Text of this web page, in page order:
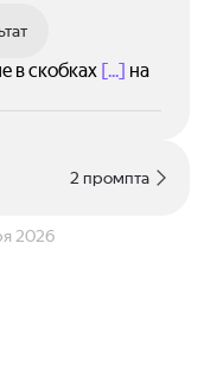
в скобках [...] на
2 промпта
2026